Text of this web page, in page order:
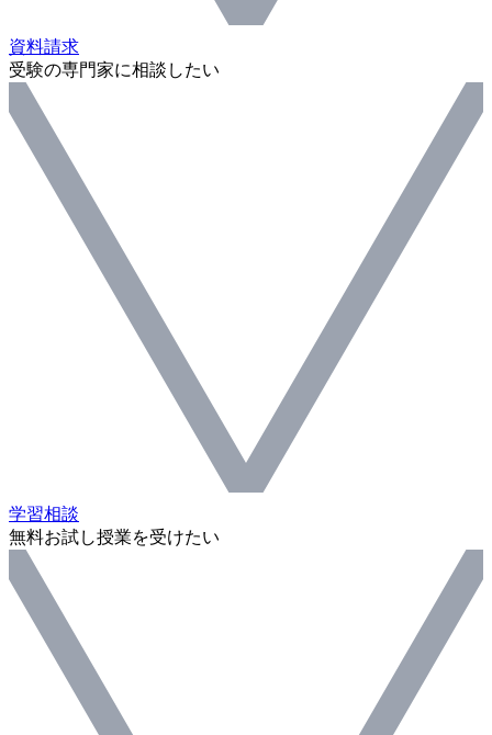
資料請求
受験の専門家に相談したい
学習相談
無料お試し授業を受けたい